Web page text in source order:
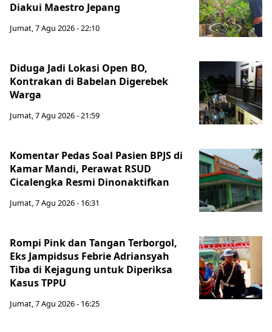
Diakui Maestro Jepang
Jumat, 7 Agu 2026 - 22:10
Diduga Jadi Lokasi Open BO,
Kontrakan di Babelan Digerebek
Warga
Jumat, 7 Agu 2026 - 21:59
Komentar Pedas Soal Pasien BPJS di
Kamar Mandi, Perawat RSUD
Cicalengka Resmi Dinonaktifkan
Jumat, 7 Agu 2026 - 16:31
Rompi Pink dan Tangan Terborgol,
Eks Jampidsus Febrie Adriansyah
Tiba di Kejagung untuk Diperiksa
Kasus TPPU
Jumat, 7 Agu 2026 - 16:25